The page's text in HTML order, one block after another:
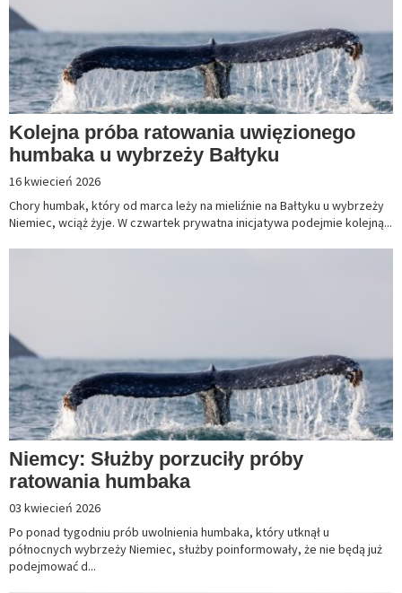
Kolejna próba ratowania uwięzionego
humbaka u wybrzeży Bałtyku
16 kwiecień 2026
Chory humbak, który od marca leży na mieliźnie na Bałtyku u wybrzeży
Niemiec, wciąż żyje. W czwartek prywatna inicjatywa podejmie kolejną...
Niemcy: Służby porzuciły próby
ratowania humbaka
03 kwiecień 2026
Po ponad tygodniu prób uwolnienia humbaka, który utknął u
północnych wybrzeży Niemiec, służby poinformowały, że nie będą już
podejmować d...